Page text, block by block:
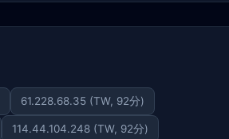
61.228.68.35 (TW, 92分)
114.44.104.248 (TW, 92分)